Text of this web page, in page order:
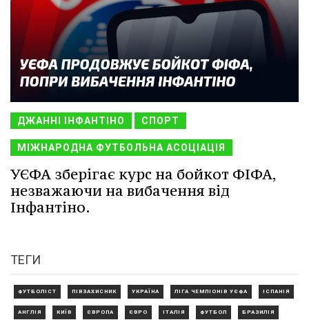
ДЖАННІ ІНФАНТІНО СПОРТ
МІЖНАРОДНА ФУТБОЛЬНА АСОЦІАЦІЯ
УЄФА зберігає курс на бойкот ФІФА,
незважаючи на вибачення від
Інфантіно.
ТЕГИ
ФУТБОЛІСТ ПІВЗАХИСНИК УКРАЇНА ЛІГА ЧЕМПІОНІВ УЄФА ІСПАНІЯ
АНГЛІЯ КИЇВ ЄВРОПА ЄВРО ІТАЛІЯ ФУТБОЛ БРАЗИЛІЯ